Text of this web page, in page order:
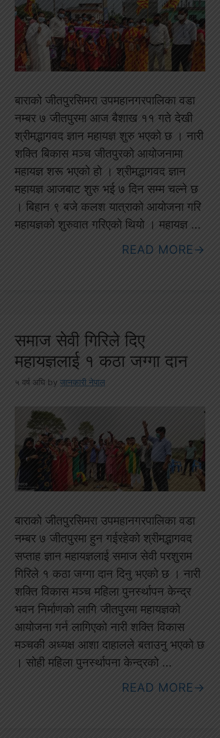
बाराको जीतपुरसिमरा उपमहानगरपालिका वडा
नम्बर ७ जीतपुरमा आज बैशाख ११ गते देखी
श्रीमद्भागवद ज्ञान महायज्ञ शुरु भएको छ । नारी
शक्ति बिकास मञ्च जीतपुरको आयोजनामा
महायज्ञ शरू भएको हो । श्रीमद्भागवद ज्ञान
महायज्ञ आजबाट शुरु भई ७ दिन सम्म चल्ने छ
। बिहान ९ बजे कलश यात्राको आयोजना गरि
महायज्ञको शुरुवात गरिएको थियो । महायज्ञ …
READ MORE
समाज सेवी गिरिले दिए
महायज्ञलाई १ कठा जग्गा दान
५ वर्ष अघि by जानकारी नेपाल
बाराको जीतपुरसिमरा उपमहानगरपालिका वडा
नम्बर ७ जीतपुरमा हुन गईरहेको श्रीमद्भागवद
सप्ताह ज्ञान महायज्ञलाई समाज सेवी परशुराम
गिरिले १ कठा जग्गा दान दिनु भएको छ । नारी
शक्ति विकास मञ्च महिला पुनर्स्थापन केन्द्र
भवन निर्माणको लागि जीतपुरमा महायज्ञको
आयोजना गर्न लागिएको नारी शक्ति विकास
मञ्चकी अध्यक्ष आशा दाहालले बताउनु भएको छ
। सोही महिला पुनर्स्थापना केन्द्रको …
READ MORE